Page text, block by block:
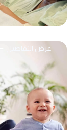
عرض التفاصيل